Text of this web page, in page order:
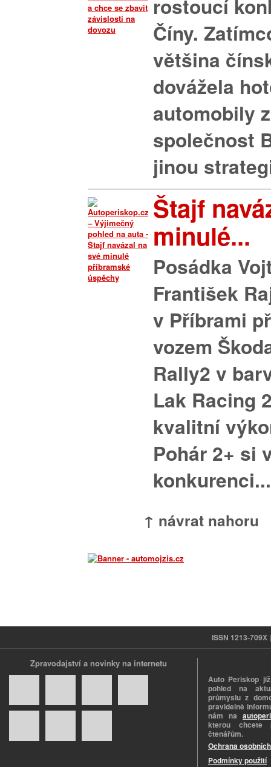
rostoucí
Číny.
většina
dovážela
automobily
společnost
jinou
Štajf
minulé...
Posádka
František
v Příbrami
vozem
Rally2 v
Lak Racing
kvalitní
Pohár 2+ si
konkurenci...
↑ návrat nahoru
ISSN 1213-
Zpravodajství a novinky na internetu
Auto Periskop
pohled na
průmyslu z
pravidelně
nám na
kterou chcete
čtenářům.
Ochrana
Podmínky použití